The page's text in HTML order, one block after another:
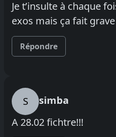
Je t’insulte à chaque
exos mais ça fait
Répondre
S
simba
A 28.02 fichtre!!!